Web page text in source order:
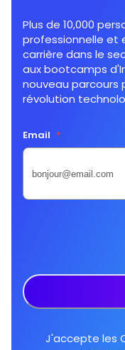
Plus de 10,000
professionnelle et
carrière dans le
aux bootcamps
nouveau parcours
révolution
Email *
J'accepte les